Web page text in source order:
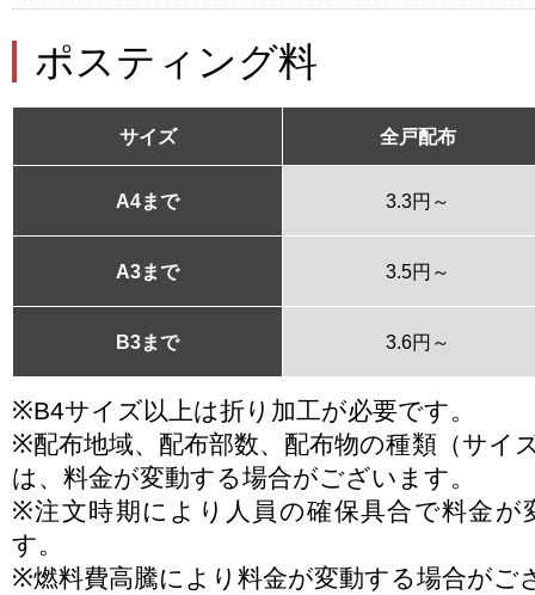
ポスティング料
サイズ 全戸配布
A4まで 3.3円～
A3まで 3.5円～
B3まで 3.6円～
※B4サイズ以上は折り加工が必要です。
※配布地域、配布部数、配布物の種類（サイ
は、料金が変動する場合がございます。
※注文時期により人員の確保具合で料金が
す。
※燃料費高騰により料金が変動する場合がご